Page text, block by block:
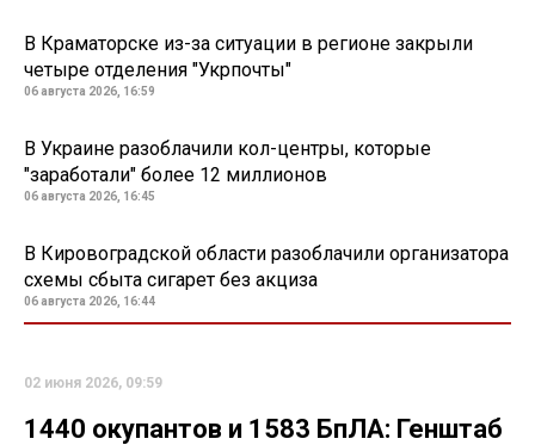
В Краматорске из-за ситуации в регионе закрыли
четыре отделения "Укрпочты"
06 августа 2026, 16:59
В Украине разоблачили кол-центры, которые
"заработали" более 12 миллионов
06 августа 2026, 16:45
В Кировоградской области разоблачили организатора
схемы сбыта сигарет без акциза
06 августа 2026, 16:44
02 июня 2026, 09:59
1440 окупантов и 1583 БпЛА: Генштаб